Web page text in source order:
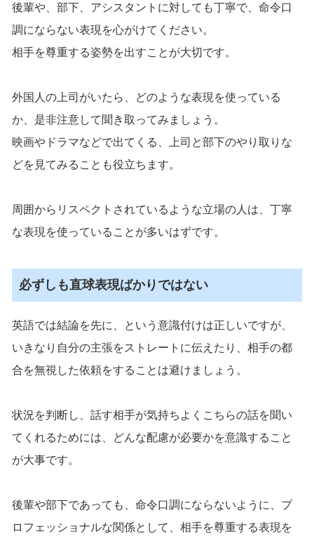
後輩や、部下、アシスタントに対しても丁寧で、命令口
調にならない表現を心がけてください。
相手を尊重する姿勢を出すことが大切です。
外国人の上司がいたら、どのような表現を使っている
か、是非注意して聞き取ってみましょう。
映画やドラマなどで出てくる、上司と部下のやり取りな
どを見てみることも役立ちます。
周囲からリスペクトされているような立場の人は、丁寧
な表現を使っていることが多いはずです。
必ずしも直球表現ばかりではない
英語では結論を先に、という意識付けは正しいですが、
いきなり自分の主張をストレートに伝えたり、相手の都
合を無視した依頼をすることは避けましょう。
状況を判断し、話す相手が気持ちよくこちらの話を聞い
てくれるためには、どんな配慮が必要かを意識すること
が大事です。
後輩や部下であっても、命令口調にならないように、プ
ロフェッショナルな関係として、相手を尊重する表現を